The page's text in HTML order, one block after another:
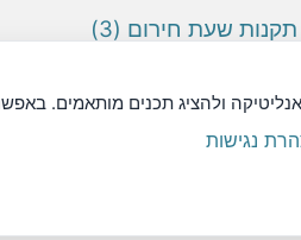
תקנות שעת חירום (3)
יש לראות את המידע המופיע
ולהציג תכנים מותאמים.
נגישות